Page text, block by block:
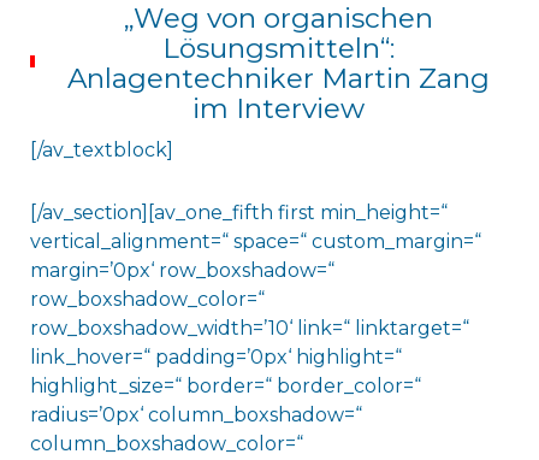
„Weg von organischen
Lösungsmitteln“:
Anlagentechniker Martin Zang
im Interview
[/av_textblock]
[/av_section][av_one_fifth first min_height=“
vertical_alignment=“ space=“ custom_margin=“
margin=’0px‘ row_boxshadow=“
row_boxshadow_color=“
row_boxshadow_width=’10‘ link=“ linktarget=“
link_hover=“ padding=’0px‘ highlight=“
highlight_size=“ border=“ border_color=“
radius=’0px‘ column_boxshadow=“
column_boxshadow_color=“